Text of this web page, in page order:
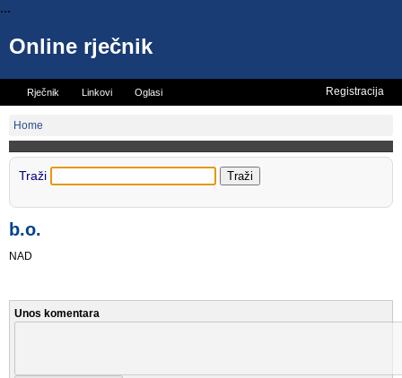
...
Online rječnik
Rječnik Linkovi Oglasi Registracija
Home
Traži
b.o.
NAD
Unos komentara